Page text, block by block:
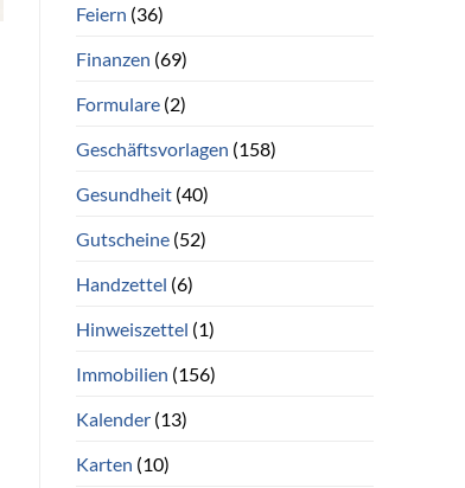
Feiern (36)
Finanzen (69)
Formulare(2)
Geschäftsvorlagen (158)
Gesundheit(40)
Gutscheine(52)
Handzettel (6)
Hinweiszettel (1)
Immobilien (156)
Kalender(13)
Karten (10)